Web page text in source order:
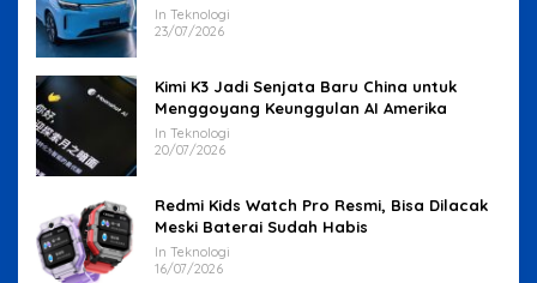
In Teknologi
23/07/2026
Kimi K3 Jadi Senjata Baru China untuk
Menggoyang Keunggulan AI Amerika
In Teknologi
20/07/2026
Redmi Kids Watch Pro Resmi, Bisa Dilacak
Meski Baterai Sudah Habis
In Teknologi
16/07/2026